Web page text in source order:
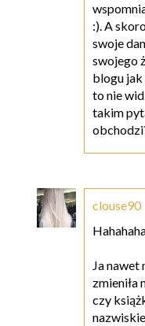
:). A
swoje
swojego
blogu jak
to nie
takim
clouse90
Ja nawet
zmieniła
czy